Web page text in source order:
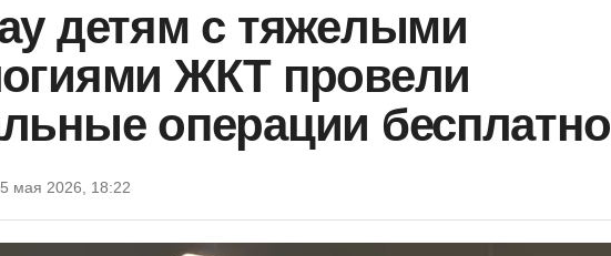
детям с тяжелыми
ЖКТ провели
операции бесплатно
мая 2026, 18:22